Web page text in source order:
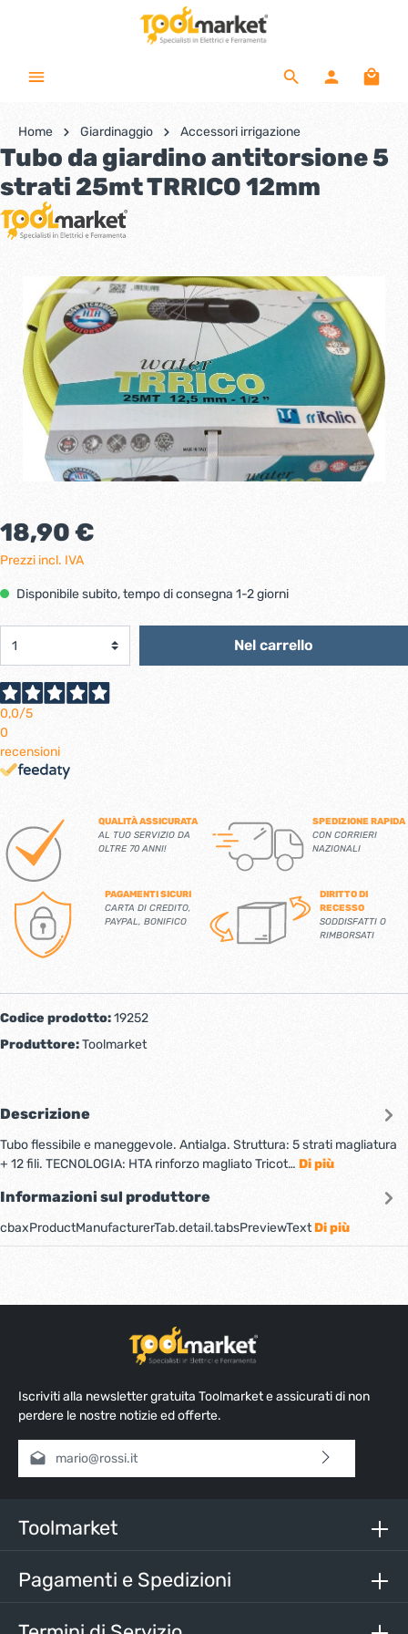
Home Giardinaggio Accessori irrigazione
Tubo da giardino antitorsione 5
strati 25mt TRRICO 12mm
18,90 €
Prezzi incl. IVA
Disponibile subito, tempo di consegna 1-2 giorni
Nel carrello
0,0/5
0
recensioni
QUALITÀ ASSICURATA
AL TUO SERVIZIO DA
OLTRE 70 ANNI!
SPEDIZIONE RAPIDA
CON CORRIERI
NAZIONALI
PAGAMENTI SICURI
CARTA DI CREDITO,
PAYPAL, BONIFICO
DIRITTO DI
RECESSO
SODDISFATTI O
RIMBORSATI
Codice prodotto:19252
Produttore:Toolmarket
Descrizione
Tubo flessibile e maneggevole. Antialga. Struttura: 5 strati magliatura
+ 12 fili. TECNOLOGIA: HTA rinforzo magliato Tricot… Di più
Informazioni sul produttore
cbaxProductManufacturerTab.detail.tabsPreviewTextDi più
Iscriviti alla newsletter gratuita Toolmarket e assicurati di non
perdere le nostre notizie ed offerte.
Indirizzo e-mail*
nostri termini e condizioni generali
Inserisci i caratteri sopra*
Toolmarket
Pagamenti e Spedizioni